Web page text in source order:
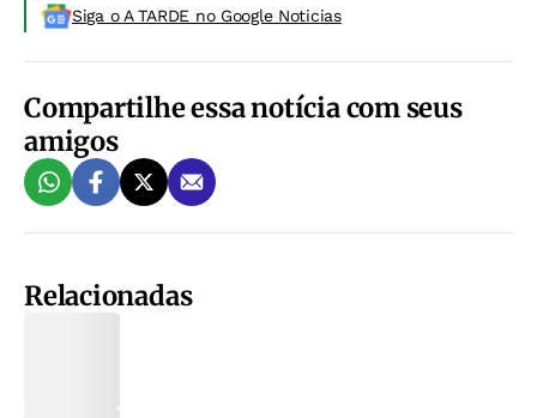
Siga o A TARDE no Google Noticias
Compartilhe essa notícia com seus
amigos
Relacionadas